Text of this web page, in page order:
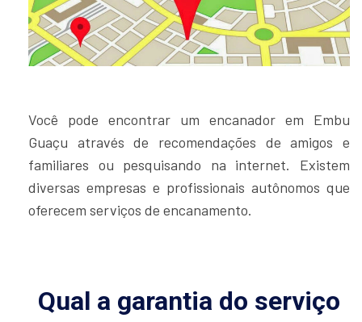
Você pode encontrar um encanador em Embu
Guaçu através de recomendações de amigos e
familiares ou pesquisando na internet. Existem
diversas empresas e profissionais autônomos que
oferecem serviços de encanamento.
Qual a garantia do serviço